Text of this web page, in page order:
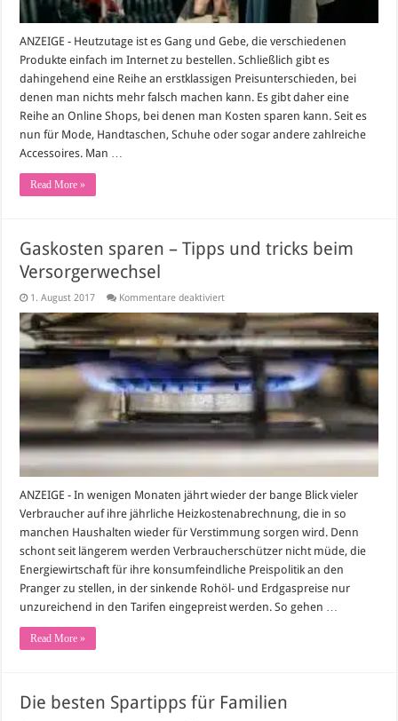
ANZEIGE - Heutzutage ist es Gang und Gebe, die verschiedenen
Produkte einfach im Internet zu bestellen. Schließlich gibt es
dahingehend eine Reihe an erstklassigen Preisunterschieden, bei
denen man nichts mehr falsch machen kann. Es gibt daher eine
Reihe an Online Shops, bei denen man Kosten sparen kann. Seit es
nun für Mode, Handtaschen, Schuhe oder sogar andere zahlreiche
Accessoires. Man …
Read More »
Gaskosten sparen – Tipps und tricks beim
Versorgerwechsel
1. August 2017 Kommentare deaktiviertfür
sparen
–
Tipps
und
tricks
beim
Versorgerwechsel
ANZEIGE - In wenigen Monaten jährt wieder der bange Blick vieler
Verbraucher auf ihre jährliche Heizkostenabrechnung, die in so
manchen Haushalten wieder für Verstimmung sorgen wird. Denn
schont seit längerem werden Verbraucherschützer nicht müde, die
Energiewirtschaft für ihre konsumfeindliche Preispolitik an den
Pranger zu stellen, in der sinkende Rohöl- und Erdgaspreise nur
unzureichend in den Tarifen eingepreist werden. So gehen …
Read More »
Die besten Spartipps für Familien